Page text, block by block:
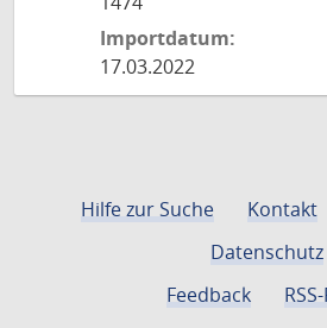
Importdatum:
17.03.2022
Hilfe zur Suche Kontakt
Datenschutz
Feedback